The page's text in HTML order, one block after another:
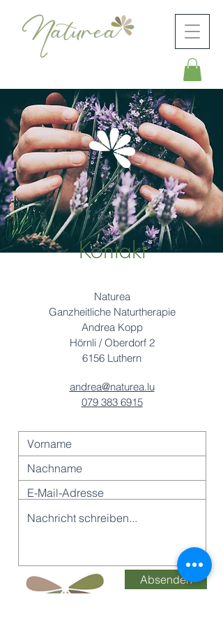
Kontakt
Naturea
Ganzheitliche Naturtherapie
Andrea Kopp
Hörnli / Oberdorf 2
6156 Luthern
andrea@naturea.lu
079 383 6915
Absenden